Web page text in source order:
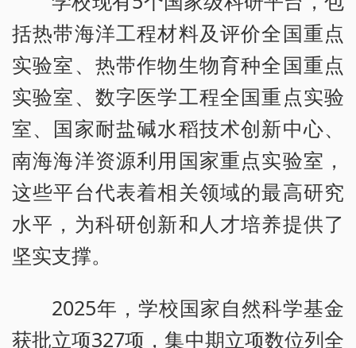
括热带海洋工程材料及评价全国重点
实验室、热带作物生物育种全国重点
实验室、数字医学工程全国重点实验
室、国家耐盐碱水稻技术创新中心、
南海海洋资源利用国家重点实验室，
这些平台代表着相关领域的最高研究
水平，为科研创新和人才培养提供了
坚实支撑。
2025年，学校国家自然科学基金
获批立项327项，集中期立项数位列全